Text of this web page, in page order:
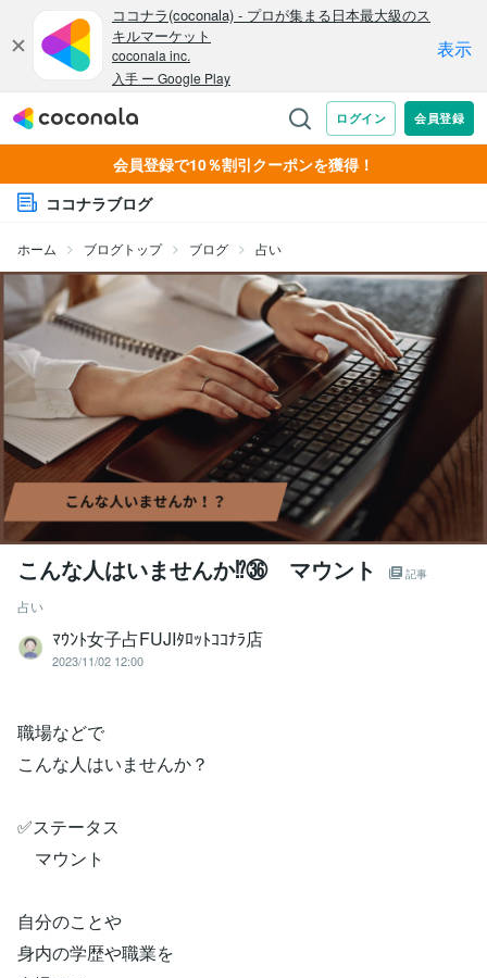
会員登録で10％割引クーポンを獲得！
ココナラブログ
ホーム ブログトップ ブログ 占い
こんな人はいませんか⁉㊱ マウント 記事
占い
ﾏｳﾝﾄ女子占FUJIﾀﾛｯﾄｺｺﾅﾗ店
2023/11/02 12:00
職場などで
こんな人はいませんか？
✅ステータス
マウント
自分のことや
身内の学歴や職業を